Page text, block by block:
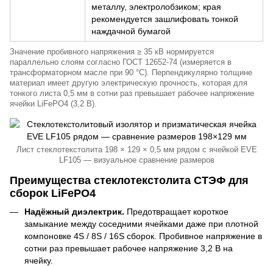
металлу, электролобзиком; края
рекомендуется зашлифовать тонкой
наждачной бумагой
Значение пробивного напряжения ≥ 35 кВ нормируется
параллельно слоям согласно ГОСТ 12652-74 (измеряется в
трансформаторном масле при 90 °C). Перпендикулярно толщине
материал имеет другую электрическую прочность, которая для
тонкого листа 0,5 мм в сотни раз превышает рабочее напряжение
ячейки LiFePO4 (3,2 В).
Лист стеклотекстолита 198 × 129 × 0,5 мм рядом с ячейкой EVE
LF105 — визуальное сравнение размеров
Преимущества стеклотекстолита СТЭФ для
сборок LiFePO4
Надёжный диэлектрик. Предотвращает короткое
замыкание между соседними ячейками даже при плотной
компоновке 4S / 8S / 16S сборок. Пробивное напряжение в
сотни раз превышает рабочее напряжение 3,2 В на
ячейку.